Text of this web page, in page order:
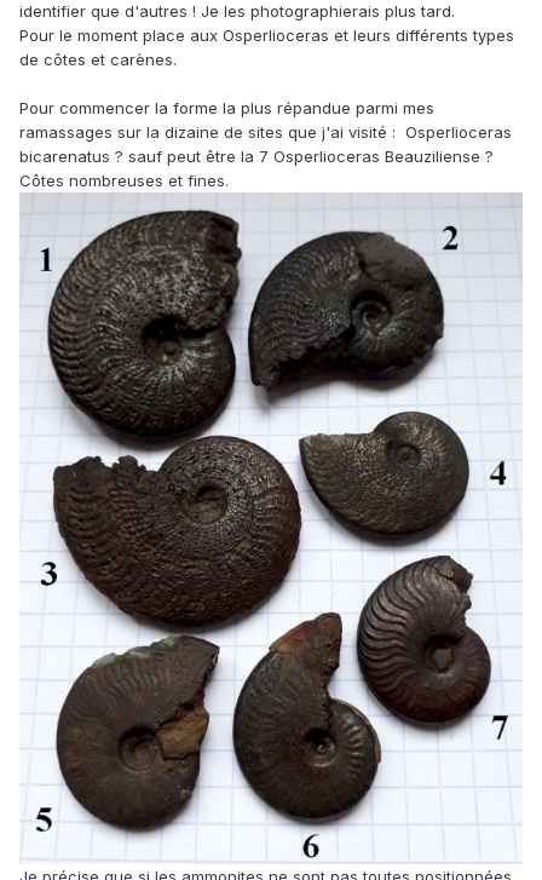
identifier que d'autres ! Je les photographierais plus tard.
Pour le moment place aux Osperlioceras et leurs différents types
de côtes et carènes.
Pour commencer la forme la plus répandue parmi mes
ramassages sur la dizaine de sites que j'ai visité : Osperlioceras
bicarenatus ? sauf peut être la 7 Osperlioceras Beauziliense ?
Côtes nombreuses et fines.
Je précise que si les ammonites ne sont pas toutes positionnées